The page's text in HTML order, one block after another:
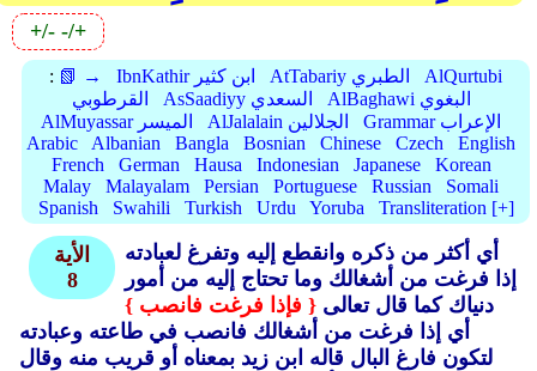
+/- -/+
: 📗 → IbnKathir ابن كثير AtTabariy الطبري
AlQurtubi
القرطوبي
AsSaadiyy السعدي
AlBaghawi البغوي
AlMuyassar الميسر
AlJalalain الجلالين
Grammar الإعراب
Arabic
Albanian Bangla Bosnian Chinese Czech
English
French
German Hausa Indonesian Japanese
Korean
Malay
Malayalam Persian Portuguese Russian
Somali
Spanish
Swahili Turkish Urdu Yoruba Transliteration [+]
الأية
8
أي أكثر من ذكره وانقطع إليه وتفرغ لعبادته
إذا فرغت من أشغالك وما تحتاج إليه من أمور
دنياك كما قال تعالى { فإذا فرغت فانصب }
أي إذا فرغت من أشغالك فانصب في طاعته وعبادته
لتكون فارغ البال قاله ابن زيد بمعناه أو قريب منه وقال